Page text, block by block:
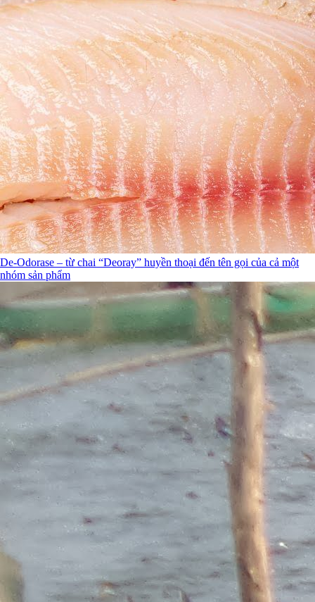
De-Odorase – từ chai “Deoray” huyền thoại đến tên gọi của cả một
nhóm sản phẩm